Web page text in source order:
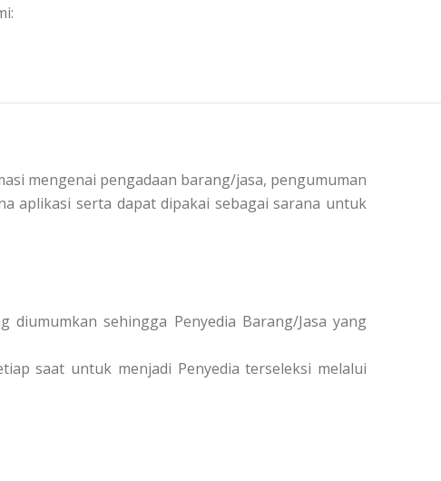
mengenai pengadaan barang/jasa, pengumuman
aplikasi serta dapat dipakai sebagai sarana untuk
sehingga Penyedia Barang/Jasa yang
saat untuk menjadi Penyedia terseleksi melalui